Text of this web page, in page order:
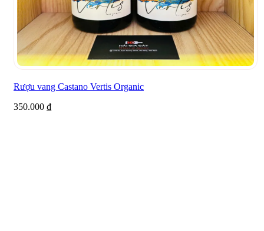
Rượu vang Castano Vertis Organic
350.000 ₫